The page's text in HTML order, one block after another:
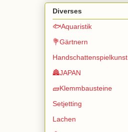
Diverses
🐟Aquaristik
💐Gärtnern
Handschattenspielkunst
🏯JAPAN
🧱Klemmbausteine
Setjetting
Lachen